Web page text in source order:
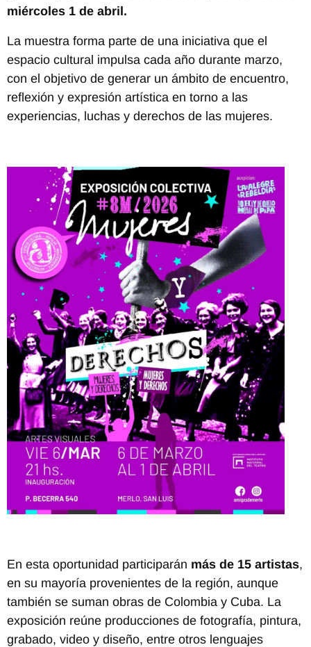
miércoles 1 de abril.
La muestra forma parte de una iniciativa que el
espacio cultural impulsa cada año durante marzo,
con el objetivo de generar un ámbito de encuentro,
reflexión y expresión artística en torno a las
experiencias, luchas y derechos de las mujeres.
En esta oportunidad participarán más de 15 artistas,
en su mayoría provenientes de la región, aunque
también se suman obras de Colombia y Cuba. La
exposición reúne producciones de fotografía, pintura,
grabado, video y diseño, entre otros lenguajes